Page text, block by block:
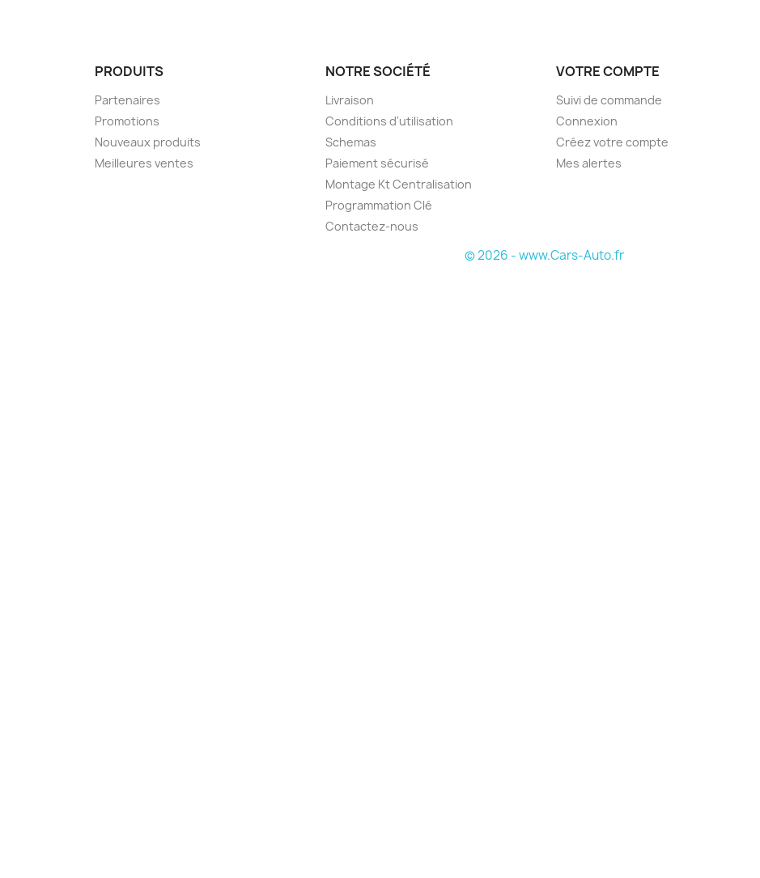
PRODUITS
Partenaires
Promotions
Nouveaux produits
Meilleures ventes
NOTRE SOCIÉTÉ
Livraison
Conditions d'utilisation
Schemas
Paiement sécurisé
Montage Kt Centralisation
Programmation Clé
Contactez-nous
VOTRE COMPTE
Suivi de commande
Connexion
Créez votre compte
Mes alertes
© 2026 - www.Cars-Auto.fr